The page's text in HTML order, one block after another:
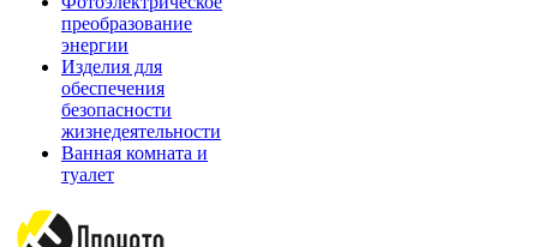
преобразование
энергии
Изделия для
обеспечения
безопасности
жизнедеятельности
Ванная комната и
туалет